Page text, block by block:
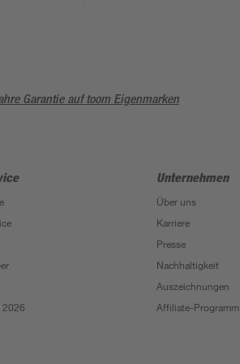
Garantie auf toom Eigenmarken
2026
Unternehmen
Über uns
Karriere
Presse
Nachhaltigkeit
Auszeichnungen
Affiliate-Programm